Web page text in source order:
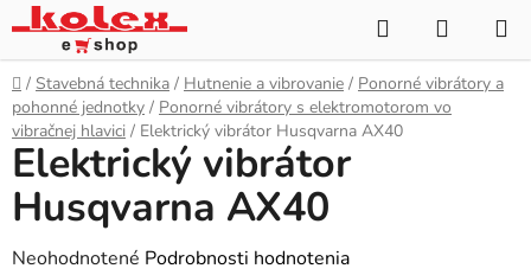
Prejsť
na
obsah
Hľadať
KOŠÍK
Domov
/ Stavebná technika / Hutnenie a vibrovanie / Ponorné vibrátory a
pohonné jednotky / Ponorné vibrátory s elektromotorom vo
vibračnej hlavici / Elektrický vibrátor Husqvarna AX40
Elektrický vibrátor
Husqvarna AX40
Priemerné
Neohodnotené Podrobnosti hodnotenia